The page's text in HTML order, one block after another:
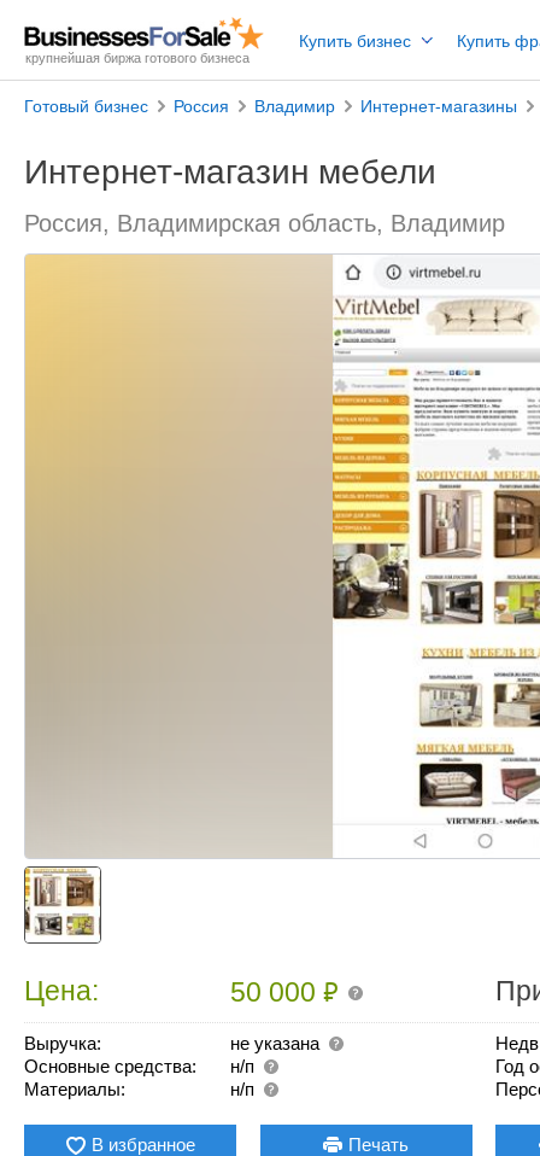
крупнейшая биржа готового бизнеса
Купить бизнес Купить
Готовый бизнес Россия Владимир Интернет-магазины
Интернет-магазин мебели
Россия, Владимирская область, Владимир
Цена: 50 000₽
Выручка:
не указана
Основные средства:
н/п
Материалы:
н/п
Год
В избранное Печать